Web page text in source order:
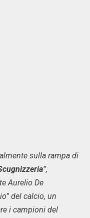
sulla rampa di
”,
Aurelio De
del calcio, un
i campioni del